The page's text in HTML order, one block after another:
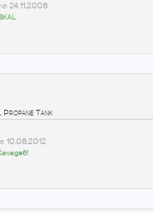
24.11.2008
Tank
10.08.2012